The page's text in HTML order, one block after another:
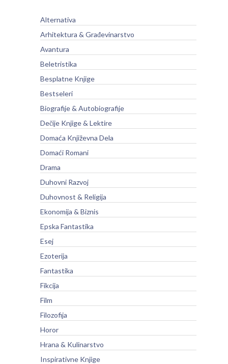
Alternativa
Arhitektura & Građevinarstvo
Avantura
Beletristika
Besplatne Knjige
Bestseleri
Biografije & Autobiografije
Dečije Knjige & Lektire
Domaća Književna Dela
Domaći Romani
Drama
Duhovni Razvoj
Duhovnost & Religija
Ekonomija & Biznis
Epska Fantastika
Esej
Ezoterija
Fantastika
Fikcija
Film
Filozofija
Horor
Hrana & Kulinarstvo
Inspirativne Knjige